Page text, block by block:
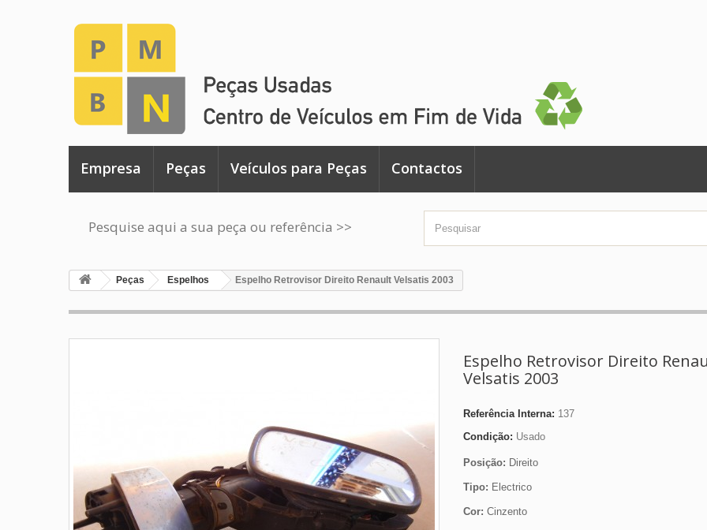
Empresa Peças Veículos para Peças Contactos
Pesquise aqui a sua peça ou referência >>
Peças Espelhos Espelho Retrovisor Direito Renault Velsatis 2003
Espelho Retrovisor Direito
Velsatis 2003
Referência Interna: 137
Condição: Usado
Posição: Direito
Tipo: Electrico
Cor: Cinzento